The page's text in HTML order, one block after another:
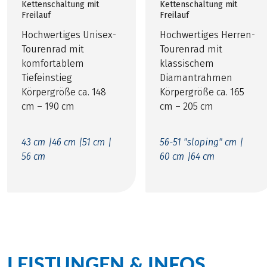
Kettenschaltung mit
Freilauf
Hochwertiges Unisex-
Tourenrad mit
komfortablem
Tiefeinstieg
Körpergröße ca. 148
cm – 190 cm
43 cm |46 cm |51 cm |
56 cm
Kettenschaltung mit
Freilauf
Hochwertiges Herren-
Tourenrad mit
klassischem
Diamantrahmen
Körpergröße ca. 165
cm – 205 cm
56-51 "sloping" cm |
60 cm |64 cm